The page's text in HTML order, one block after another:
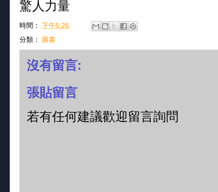
時間： 下午5:26
分類： 圖書
沒有留言:
張貼留言
若有任何建議歡迎留言詢問